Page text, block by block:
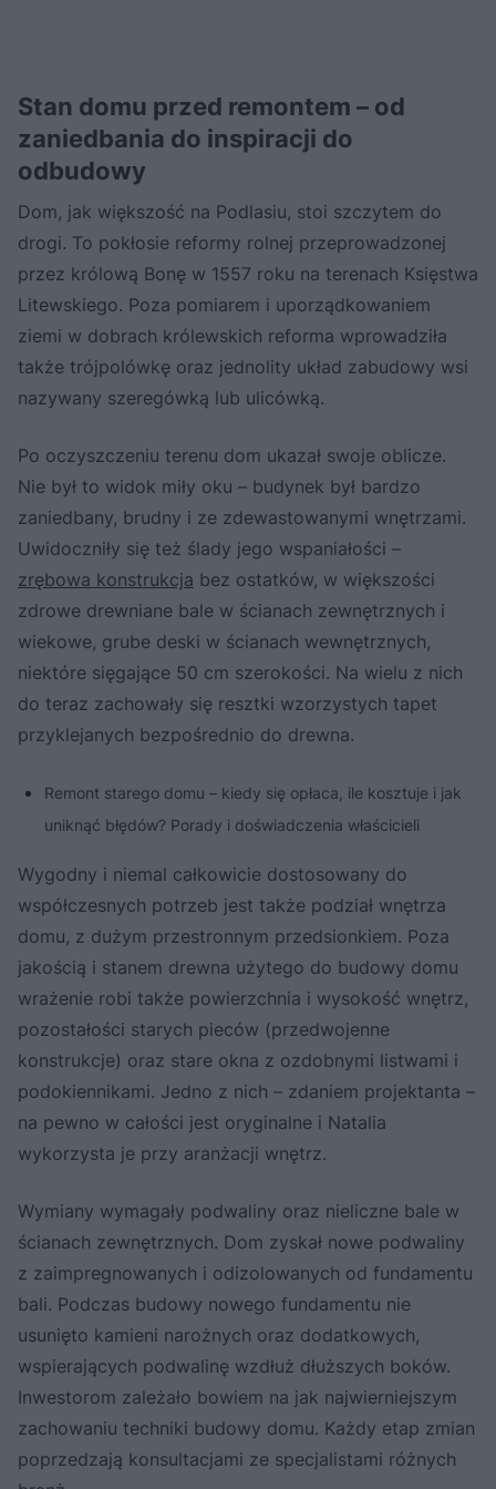
Stan domu przed remontem – od
zaniedbania do inspiracji do
odbudowy
Dom, jak większość na Podlasiu, stoi szczytem do
drogi. To pokłosie reformy rolnej przeprowadzonej
przez królową Bonę w 1557 roku na terenach Księstwa
Litewskiego. Poza pomiarem i uporządkowaniem
ziemi w dobrach królewskich reforma wprowadziła
także trójpolówkę oraz jednolity układ zabudowy wsi
nazywany szeregówką lub ulicówką.
Po oczyszczeniu terenu dom ukazał swoje oblicze.
Nie był to widok miły oku – budynek był bardzo
zaniedbany, brudny i ze zdewastowanymi wnętrzami.
Uwidoczniły się też ślady jego wspaniałości –
zrębowa konstrukcja bez ostatków, w większości
zdrowe drewniane bale w ścianach zewnętrznych i
wiekowe, grube deski w ścianach wewnętrznych,
niektóre sięgające 50 cm szerokości. Na wielu z nich
do teraz zachowały się resztki wzorzystych tapet
przyklejanych bezpośrednio do drewna.
Remont starego domu – kiedy się opłaca, ile kosztuje i jak
uniknąć błędów? Porady i doświadczenia właścicieli
Wygodny i niemal całkowicie dostosowany do
współczesnych potrzeb jest także podział wnętrza
domu, z dużym przestronnym przedsionkiem. Poza
jakością i stanem drewna użytego do budowy domu
wrażenie robi także powierzchnia i wysokość wnętrz,
pozostałości starych pieców (przedwojenne
konstrukcje) oraz stare okna z ozdobnymi listwami i
podokiennikami. Jedno z nich – zdaniem projektanta –
na pewno w całości jest oryginalne i Natalia
wykorzysta je przy aranżacji wnętrz.
Wymiany wymagały podwaliny oraz nieliczne bale w
ścianach zewnętrznych. Dom zyskał nowe podwaliny
z zaimpregnowanych i odizolowanych od fundamentu
bali. Podczas budowy nowego fundamentu nie
usunięto kamieni narożnych oraz dodatkowych,
wspierających podwalinę wzdłuż dłuższych boków.
Inwestorom zależało bowiem na jak najwierniejszym
zachowaniu techniki budowy domu. Każdy etap zmian
poprzedzają konsultacjami ze specjalistami różnych